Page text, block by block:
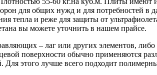
для общих нужд и для потребностей
тепла и реже для защиты от
вы можете уточнить в нашем прайсе.
– лаг или других элементов,
поверхности обычно применяются
этого лучше всего подходит